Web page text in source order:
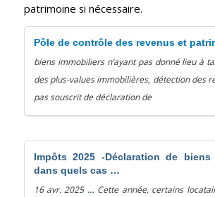
patrimoine si nécessaire.
Pôle de contrôle des revenus et
biens immobiliersn’ayant pas donné lieu à
des plus-valuesimmobilières, détection des
pas souscrit de déclarationde
Impôts 2025 -Déclaration de
dans quels cas …
16 avr. 2025 … Cette année, certains